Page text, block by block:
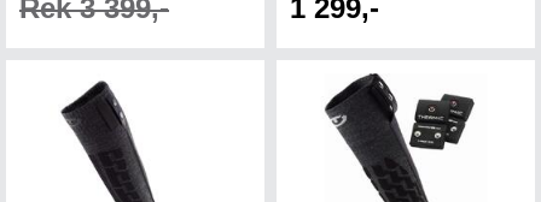
Rek 3 399,-
1 299,-